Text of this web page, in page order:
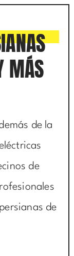
MÁS
de la
de
de